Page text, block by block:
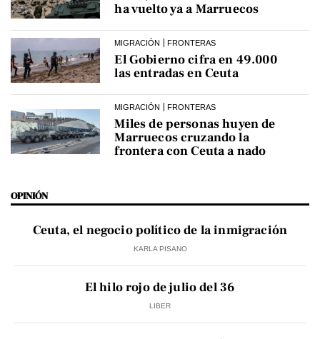
ha vuelto ya a Marruecos
MIGRACIÓN FRONTERAS
El Gobierno cifra en 49.000
las entradas en Ceuta
MIGRACIÓN FRONTERAS
Miles de personas huyen de
Marruecos cruzando la
frontera con Ceuta a nado
OPINIÓN
Ceuta, el negocio político de la inmigración
KARLA PISANO
El hilo rojo de julio del 36
LIBER